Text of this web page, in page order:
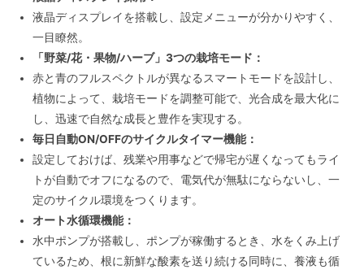
液晶ディスプレイを搭載し、設定メニューが分かりやすく、
一目瞭然。
「野菜/花・果物/ハーブ」3つの栽培モード：
赤と青のフルスペクトルが異なるスマートモードを設計し、
植物によって、栽培モードを調整可能で、光合成を最大化に
し、迅速で自然な成長と豊作を実現する。
毎日自動ON/OFFのサイクルタイマー機能：
設定しておけば、残業や用事などで帰宅が遅くなってもライ
トが自動でオフになるので、電気代が無駄にならないし、一
定のサイクル環境をつくります。
オート水循環機能：
水中ポンプが搭載し、ポンプが稼働するとき、水をくみ上げ
ているため、根に新鮮な酸素を送り続ける同時に、養液も循